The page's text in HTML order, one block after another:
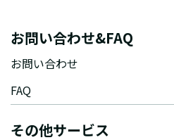
お問い合わせ&FAQ
お問い合わせ
FAQ
その他サービス